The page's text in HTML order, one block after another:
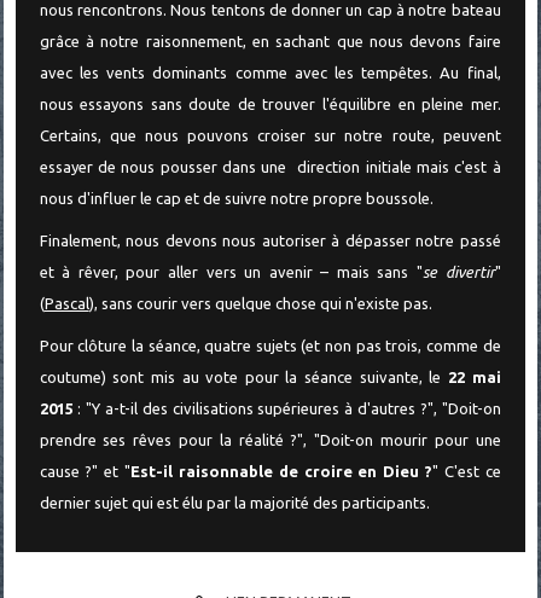
nous rencontrons. Nous tentons de donner un cap à notre bateau
grâce à notre raisonnement, en sachant que nous devons faire
avec les vents dominants comme avec les tempêtes. Au final,
nous essayons sans doute de trouver l'équilibre en pleine mer.
Certains, que nous pouvons croiser sur notre route, peuvent
essayer de nous pousser dans une direction initiale mais c'est à
nous d'influer le cap et de suivre notre propre boussole.
Finalement, nous devons nous autoriser à dépasser notre passé
et à rêver, pour aller vers un avenir – mais sans "se divertir"
(Pascal), sans courir vers quelque chose qui n'existe pas.
Pour clôture la séance, quatre sujets (et non pas trois, comme de
coutume) sont mis au vote pour la séance suivante, le 22 mai
2015 : "Y a-t-il des civilisations supérieures à d'autres ?", "Doit-on
prendre ses rêves pour la réalité ?", "Doit-on mourir pour une
cause ?" et "Est-il raisonnable de croire en Dieu ?" C'est ce
dernier sujet qui est élu par la majorité des participants.